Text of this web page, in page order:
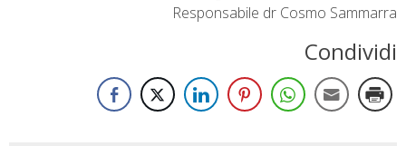
Responsabile dr Cosmo Sammarra
Condividi